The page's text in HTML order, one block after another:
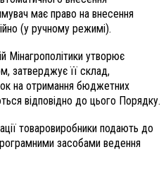
має право на внесення
(у ручному режимі).
Мінагрополітики утворює
затверджує її склад,
на отримання бюджетних
відповідно до цього Порядку.
товаровиробники подають до
засобами ведення